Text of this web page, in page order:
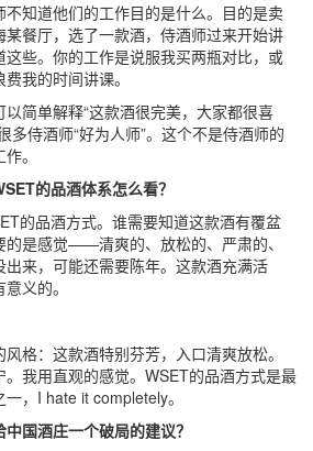
不知道他们的工作目的是什么。目的是卖
餐厅，选了一款酒，侍酒师过来开始讲
些。你的工作是说服我买两瓶对比，或
我的时间讲课。
简单解释“这款酒很完美，大家都很喜
多侍酒师“好为人师”。这个不是侍酒师的
。
的品酒体系怎么看？
的品酒方式。谁需要知道这款酒有覆盆
的是感觉——清爽的、放松的、严肃的、
来，可能还需要陈年。这款酒充满活
义的。
：这款酒特别芬芳，入口清爽放松。
我用直观的感觉。WSET的品酒方式是最
，I hate it completely。
国酒庄一个破局的建议？